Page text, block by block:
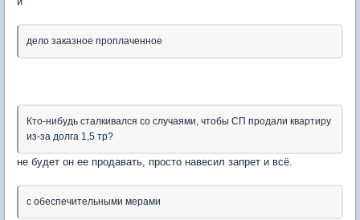
дело заказное проплаченное
Кто-нибудь сталкивался со случаями, чтобы СП продали квартиру
из-за долга 1,5 тр?
не будет он ее продавать, просто навесил запрет и всё.
с обеспечительными мерами